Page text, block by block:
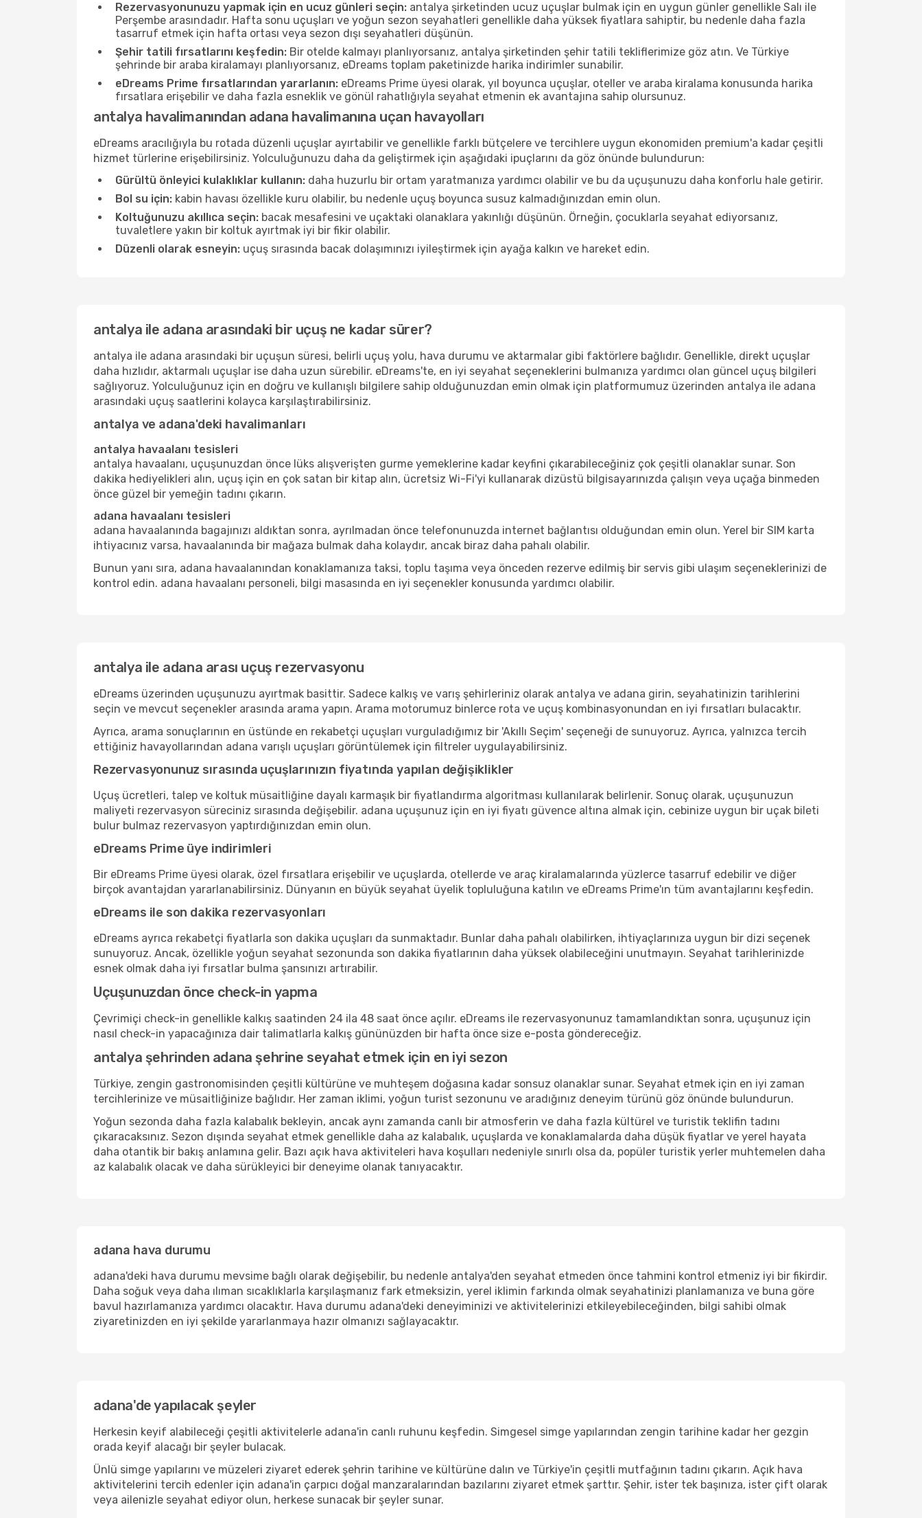
Rezervasyonunuzu yapmak için en ucuz günleri seçin: antalya şirketinden ucuz uçuşlar bulmak için en uygun günler genellikle Salı ile
Perşembe arasındadır. Hafta sonu uçuşları ve yoğun sezon seyahatleri genellikle daha yüksek fiyatlara sahiptir, bu nedenle daha fazla
tasarruf etmek için hafta ortası veya sezon dışı seyahatleri düşünün.
Şehir tatili fırsatlarını keşfedin: Bir otelde kalmayı planlıyorsanız, antalya şirketinden şehir tatili tekliflerimize göz atın. Ve Türkiye
şehrinde bir araba kiralamayı planlıyorsanız, eDreams toplam paketinizde harika indirimler sunabilir.
eDreams Prime fırsatlarından yararlanın: eDreams Prime üyesi olarak, yıl boyunca uçuşlar, oteller ve araba kiralama konusunda harika
fırsatlara erişebilir ve daha fazla esneklik ve gönül rahatlığıyla seyahat etmenin ek avantajına sahip olursunuz.
antalya havalimanından adana havalimanına uçan havayolları
eDreams aracılığıyla bu rotada düzenli uçuşlar ayırtabilir ve genellikle farklı bütçelere ve tercihlere uygun ekonomiden premium'a kadar çeşitli
hizmet türlerine erişebilirsiniz. Yolculuğunuzu daha da geliştirmek için aşağıdaki ipuçlarını da göz önünde bulundurun:
Gürültü önleyici kulaklıklar kullanın: daha huzurlu bir ortam yaratmanıza yardımcı olabilir ve bu da uçuşunuzu daha konforlu hale getirir.
Bol su için: kabin havası özellikle kuru olabilir, bu nedenle uçuş boyunca susuz kalmadığınızdan emin olun.
Koltuğunuzu akıllıca seçin: bacak mesafesini ve uçaktaki olanaklara yakınlığı düşünün. Örneğin, çocuklarla seyahat ediyorsanız,
tuvaletlere yakın bir koltuk ayırtmak iyi bir fikir olabilir.
Düzenli olarak esneyin: uçuş sırasında bacak dolaşımınızı iyileştirmek için ayağa kalkın ve hareket edin.
antalya ile adana arasındaki bir uçuş ne kadar sürer?
antalya ile adana arasındaki bir uçuşun süresi, belirli uçuş yolu, hava durumu ve aktarmalar gibi faktörlere bağlıdır. Genellikle, direkt uçuşlar
daha hızlıdır, aktarmalı uçuşlar ise daha uzun sürebilir. eDreams'te, en iyi seyahat seçeneklerini bulmanıza yardımcı olan güncel uçuş bilgileri
sağlıyoruz. Yolculuğunuz için en doğru ve kullanışlı bilgilere sahip olduğunuzdan emin olmak için platformumuz üzerinden antalya ile adana
arasındaki uçuş saatlerini kolayca karşılaştırabilirsiniz.
antalya ve adana'deki havalimanları
antalya havaalanı tesisleri
antalya havaalanı, uçuşunuzdan önce lüks alışverişten gurme yemeklerine kadar keyfini çıkarabileceğiniz çok çeşitli olanaklar sunar. Son
dakika hediyelikleri alın, uçuş için en çok satan bir kitap alın, ücretsiz Wi-Fi'yi kullanarak dizüstü bilgisayarınızda çalışın veya uçağa binmeden
önce güzel bir yemeğin tadını çıkarın.
adana havaalanı tesisleri
adana havaalanında bagajınızı aldıktan sonra, ayrılmadan önce telefonunuzda internet bağlantısı olduğundan emin olun. Yerel bir SIM karta
ihtiyacınız varsa, havaalanında bir mağaza bulmak daha kolaydır, ancak biraz daha pahalı olabilir.
Bunun yanı sıra, adana havaalanından konaklamanıza taksi, toplu taşıma veya önceden rezerve edilmiş bir servis gibi ulaşım seçeneklerinizi de
kontrol edin. adana havaalanı personeli, bilgi masasında en iyi seçenekler konusunda yardımcı olabilir.
antalya ile adana arası uçuş rezervasyonu
eDreams üzerinden uçuşunuzu ayırtmak basittir. Sadece kalkış ve varış şehirleriniz olarak antalya ve adana girin, seyahatinizin tarihlerini
seçin ve mevcut seçenekler arasında arama yapın. Arama motorumuz binlerce rota ve uçuş kombinasyonundan en iyi fırsatları bulacaktır.
Ayrıca, arama sonuçlarının en üstünde en rekabetçi uçuşları vurguladığımız bir 'Akıllı Seçim' seçeneği de sunuyoruz. Ayrıca, yalnızca tercih
ettiğiniz havayollarından adana varışlı uçuşları görüntülemek için filtreler uygulayabilirsiniz.
Rezervasyonunuz sırasında uçuşlarınızın fiyatında yapılan değişiklikler
Uçuş ücretleri, talep ve koltuk müsaitliğine dayalı karmaşık bir fiyatlandırma algoritması kullanılarak belirlenir. Sonuç olarak, uçuşunuzun
maliyeti rezervasyon süreciniz sırasında değişebilir. adana uçuşunuz için en iyi fiyatı güvence altına almak için, cebinize uygun bir uçak bileti
bulur bulmaz rezervasyon yaptırdığınızdan emin olun.
eDreams Prime üye indirimleri
Bir eDreams Prime üyesi olarak, özel fırsatlara erişebilir ve uçuşlarda, otellerde ve araç kiralamalarında yüzlerce tasarruf edebilir ve diğer
birçok avantajdan yararlanabilirsiniz. Dünyanın en büyük seyahat üyelik topluluğuna katılın ve eDreams Prime'ın tüm avantajlarını keşfedin.
eDreams ile son dakika rezervasyonları
eDreams ayrıca rekabetçi fiyatlarla son dakika uçuşları da sunmaktadır. Bunlar daha pahalı olabilirken, ihtiyaçlarınıza uygun bir dizi seçenek
sunuyoruz. Ancak, özellikle yoğun seyahat sezonunda son dakika fiyatlarının daha yüksek olabileceğini unutmayın. Seyahat tarihlerinizde
esnek olmak daha iyi fırsatlar bulma şansınızı artırabilir.
Uçuşunuzdan önce check-in yapma
Çevrimiçi check-in genellikle kalkış saatinden 24 ila 48 saat önce açılır. eDreams ile rezervasyonunuz tamamlandıktan sonra, uçuşunuz için
nasıl check-in yapacağınıza dair talimatlarla kalkış gününüzden bir hafta önce size e-posta göndereceğiz.
antalya şehrinden adana şehrine seyahat etmek için en iyi sezon
Türkiye, zengin gastronomisinden çeşitli kültürüne ve muhteşem doğasına kadar sonsuz olanaklar sunar. Seyahat etmek için en iyi zaman
tercihlerinize ve müsaitliğinize bağlıdır. Her zaman iklimi, yoğun turist sezonunu ve aradığınız deneyim türünü göz önünde bulundurun.
Yoğun sezonda daha fazla kalabalık bekleyin, ancak aynı zamanda canlı bir atmosferin ve daha fazla kültürel ve turistik teklifin tadını
çıkaracaksınız. Sezon dışında seyahat etmek genellikle daha az kalabalık, uçuşlarda ve konaklamalarda daha düşük fiyatlar ve yerel hayata
daha otantik bir bakış anlamına gelir. Bazı açık hava aktiviteleri hava koşulları nedeniyle sınırlı olsa da, popüler turistik yerler muhtemelen daha
az kalabalık olacak ve daha sürükleyici bir deneyime olanak tanıyacaktır.
adana hava durumu
adana'deki hava durumu mevsime bağlı olarak değişebilir, bu nedenle antalya'den seyahat etmeden önce tahmini kontrol etmeniz iyi bir fikirdir.
Daha soğuk veya daha ılıman sıcaklıklarla karşılaşmanız fark etmeksizin, yerel iklimin farkında olmak seyahatinizi planlamanıza ve buna göre
bavul hazırlamanıza yardımcı olacaktır. Hava durumu adana'deki deneyiminizi ve aktivitelerinizi etkileyebileceğinden, bilgi sahibi olmak
ziyaretinizden en iyi şekilde yararlanmaya hazır olmanızı sağlayacaktır.
adana'de yapılacak şeyler
Herkesin keyif alabileceği çeşitli aktivitelerle adana'in canlı ruhunu keşfedin. Simgesel simge yapılarından zengin tarihine kadar her gezgin
orada keyif alacağı bir şeyler bulacak.
Ünlü simge yapılarını ve müzeleri ziyaret ederek şehrin tarihine ve kültürüne dalın ve Türkiye'in çeşitli mutfağının tadını çıkarın. Açık hava
aktivitelerini tercih edenler için adana'in çarpıcı doğal manzaralarından bazılarını ziyaret etmek şarttır. Şehir, ister tek başınıza, ister çift olarak
veya ailenizle seyahat ediyor olun, herkese sunacak bir şeyler sunar.